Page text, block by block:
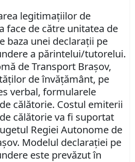
legitimaţiilor de
face de către unitatea de
baza unei declaraţii pe
a părintelui/tutorelui.
de Transport Braşov,
de învăţământ, pe
verbal, formularele
călătorie. Costul emiterii
călătorie va fi suportat
Regiei Autonome de
Modelul declaraţiei pe
este prevăzut în